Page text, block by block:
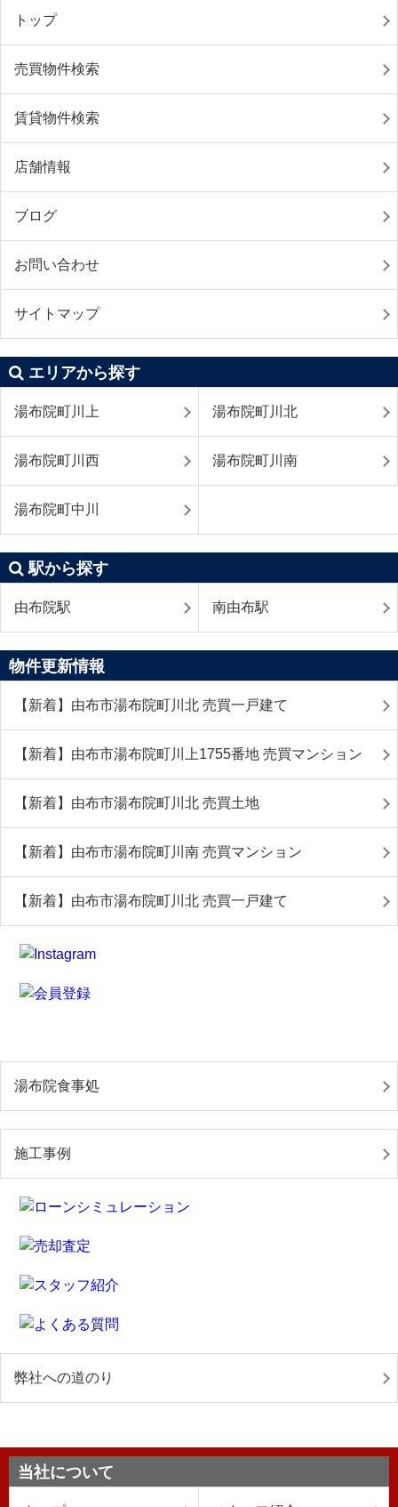
トップ
売買物件検索
賃貸物件検索
店舗情報
ブログ
お問い合わせ
サイトマップ
エリアから探す
湯布院町川上 湯布院町川北
湯布院町川西 湯布院町川南
湯布院町中川
駅から探す
由布院駅 南由布駅
物件更新情報
【新着】由布市湯布院町川北 売買一戸建て
【新着】由布市湯布院町川上1755番地 売買マンション
【新着】由布市湯布院町川北 売買土地
【新着】由布市湯布院町川南 売買マンション
【新着】由布市湯布院町川北 売買一戸建て
湯布院食事処
施工事例
弊社への道のり
当社について